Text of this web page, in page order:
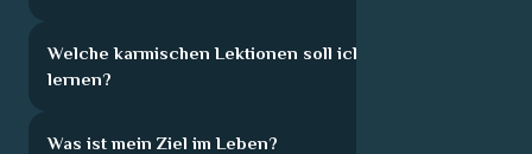
Welche karmischen Lektionen soll ich hier
lernen?
Was ist mein Ziel im Leben?